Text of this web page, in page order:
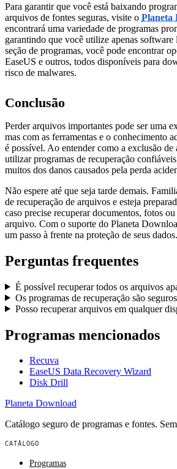
Para garantir que você está baixando
arquivos de fontes seguras, visite o Planeta
encontrará uma variedade de programas
garantindo que você utilize apenas
seção de programas, você pode encontrar
EaseUS e outros, todos disponíveis para
risco de malwares.
Conclusão
Perder arquivos importantes pode ser uma
mas com as ferramentas e o conhecimento
é possível. Ao entender como a exclusão
utilizar programas de recuperação
muitos dos danos causados pela perda
Não espere até que seja tarde demais.
de recuperação de arquivos e esteja
caso precise recuperar documentos, fotos
arquivo. Com o suporte do Planeta
um passo à frente na proteção de seus dados.
Perguntas frequentes
É possível recuperar todos os arquivos
Os programas de recuperação são
Posso recuperar arquivos em qualquer
Programas mencionados
Recuva
EaseUS Data Recovery Wizard
Disk Drill
Planeta Download
Catálogo seguro de programas e fontes.
CATÁLOGO
Programas